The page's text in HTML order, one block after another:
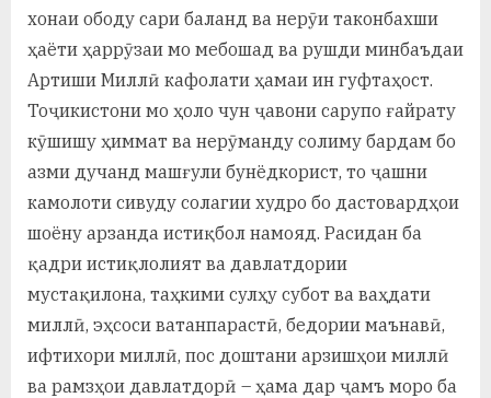
хонаи ободу сари баланд ва нерӯи таконбахши
ҳаёти ҳаррӯзаи мо мебошад ва рушди минбаъдаи
Артиши Миллӣ кафолати ҳамаи ин гуфтаҳост.
Тоҷикистони мо ҳоло чун ҷавони сарупо ғайрату
кӯшишу ҳиммат ва нерӯманду солиму бардам бо
азми дучанд машғули бунёдкорист, то ҷашни
камолоти сивуду солагии худро бо дастовардҳои
шоёну арзанда истиқбол намояд. Расидан ба
қадри истиқлолият ва давлатдории
мустақилона, таҳкими сулҳу субот ва ваҳдати
миллӣ, эҳсоси ватанпарастӣ, бедории маънавӣ,
ифтихори миллӣ, пос доштани арзишҳои миллӣ
ва рамзҳои давлатдорӣ – ҳама дар ҷамъ моро ба